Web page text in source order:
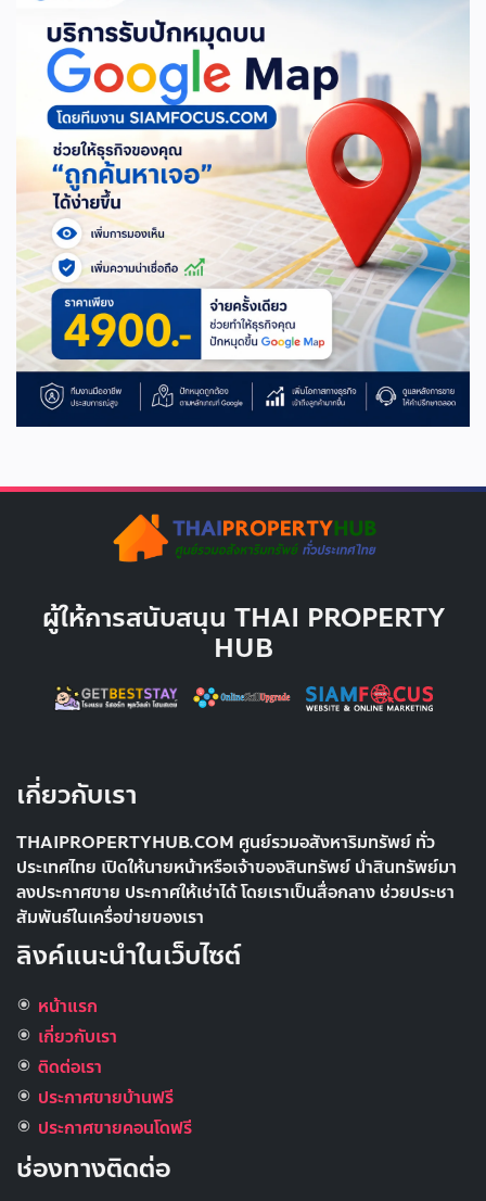
ผู้ให้การสนับสนุน THAI PROPERTY
HUB
เกี่ยวกับเรา
THAIPROPERTYHUB.COM ศูนย์รวมอสังหาริมทรัพย์ ทั่ว
ประเทศไทย เปิดให้นายหน้าหรือเจ้าของสินทรัพย์ นำสินทรัพย์มา
ลงประกาศขาย ประกาศให้เช่าได้ โดยเราเป็นสื่อกลาง ช่วยประชา
สัมพันธ์ในเครื่อข่ายของเรา
ลิงค์แนะนำในเว็บไซต์
หน้าแรก
เกี่ยวกับเรา
ติดต่อเรา
ประกาศขายบ้านฟรี
ประกาศขายคอนโดฟรี
ช่องทางติดต่อ